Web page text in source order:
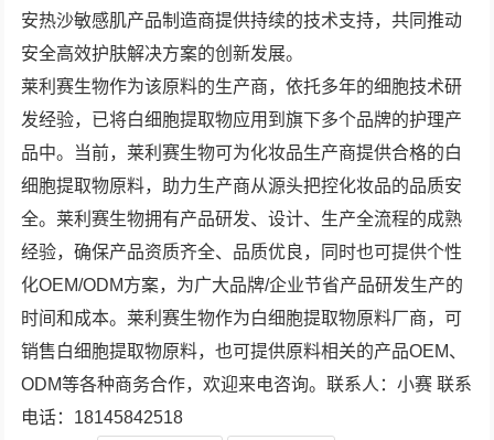
安热沙敏感肌产品制造商提供持续的技术支持，共同推动
安全高效护肤解决方案的创新发展。
莱利赛生物作为该原料的生产商，依托多年的细胞技术研
发经验，已将白细胞提取物应用到旗下多个品牌的护理产
品中。当前，莱利赛生物可为化妆品生产商提供合格的白
细胞提取物原料，助力生产商从源头把控化妆品的品质安
全。莱利赛生物拥有产品研发、设计、生产全流程的成熟
经验，确保产品资质齐全、品质优良，同时也可提供个性
化OEM/ODM方案，为广大品牌/企业节省产品研发生产的
时间和成本。莱利赛生物作为白细胞提取物原料厂商，可
销售白细胞提取物原料，也可提供原料相关的产品OEM、
ODM等各种商务合作，欢迎来电咨询。联系人：小赛 联系
电话：18145842518